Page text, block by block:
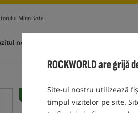
ROCKWORLD are
Site-ul nostru utilizează
timpul vizitelor pe site.
Minn Kota
nostru
Cel mai vândut!